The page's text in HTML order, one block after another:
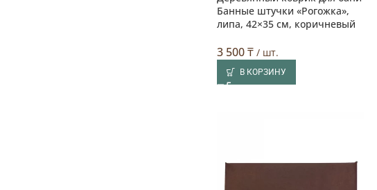
Банные штучки «Рогожка»,
липа, 42×35 см, коричневый
3 500₸/ шт.
В КОРЗИНУ